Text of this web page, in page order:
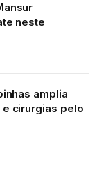
neste
amplia
cirurgias pelo